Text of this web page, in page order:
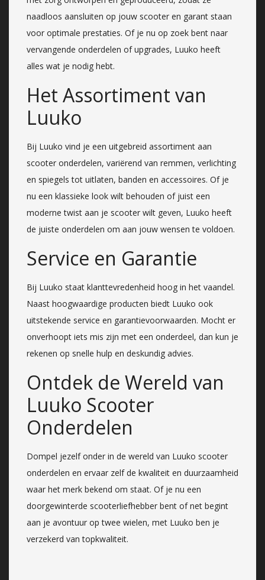
naadloos aansluiten op jouw scooter en garant staan
voor optimale prestaties. Of je nu op zoek bent naar
vervangende onderdelen of upgrades, Luuko heeft
alles wat je nodig hebt.
Het Assortiment van
Luuko
Bij Luuko vind je een uitgebreid assortiment aan
scooter onderdelen, variërend van remmen, verlichting
en spiegels tot uitlaten, banden en accessoires. Of je
nu een klassieke look wilt behouden of juist een
moderne twist aan je scooter wilt geven, Luuko heeft
de juiste onderdelen om aan jouw wensen te voldoen.
Service en Garantie
Bij Luuko staat klanttevredenheid hoog in het vaandel.
Naast hoogwaardige producten biedt Luuko ook
uitstekende service en garantievoorwaarden. Mocht er
onverhoopt iets mis zijn met een onderdeel, dan kun je
rekenen op snelle hulp en deskundig advies.
Ontdek de Wereld van
Luuko Scooter
Onderdelen
Dompel jezelf onder in de wereld van Luuko scooter
onderdelen en ervaar zelf de kwaliteit en duurzaamheid
waar het merk bekend om staat. Of je nu een
doorgewinterde scooterliefhebber bent of net begint
aan je avontuur op twee wielen, met Luuko ben je
verzekerd van topkwaliteit.